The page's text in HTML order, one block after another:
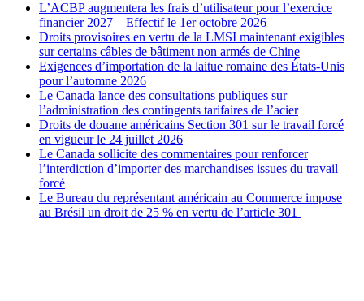
L’ACBP augmentera les frais d’utilisateur pour l’exercice
financier 2027 – Effectif le 1er octobre 2026
Droits provisoires en vertu de la LMSI maintenant exigibles
sur certains câbles de bâtiment non armés de Chine
Exigences d’importation de la laitue romaine des États-Unis
pour l’automne 2026
Le Canada lance des consultations publiques sur
l’administration des contingents tarifaires de l’acier
Droits de douane américains Section 301 sur le travail forcé
en vigueur le 24 juillet 2026
Le Canada sollicite des commentaires pour renforcer
l’interdiction d’importer des marchandises issues du travail
forcé
Le Bureau du représentant américain au Commerce impose
au Brésil un droit de 25 % en vertu de l’article 301